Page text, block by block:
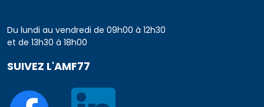
Du lundi au vendredi de 09h00 à 12h30
et de 13h30 à 18h00
SUIVEZ L'AMF77